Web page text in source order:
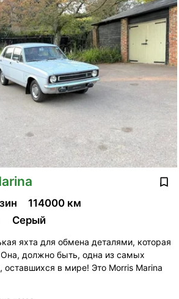
114000 км
Серый
яхта для обмена деталями, которая
Она, должно быть, одна из самых
оставшихся в мире! Это Morris Marina